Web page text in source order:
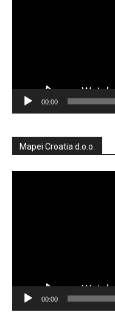
00:00
Mapei Croatia d.o.o.
00:00